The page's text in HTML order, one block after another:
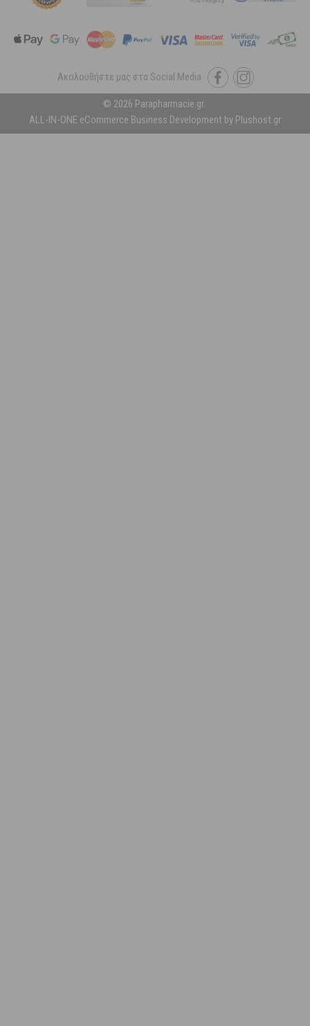
Ακολουθήστε μας στα Social Media
© 2026 Parapharmacie.gr.
ALL-IN-ONE eCommerce Business Development by Plushost.gr